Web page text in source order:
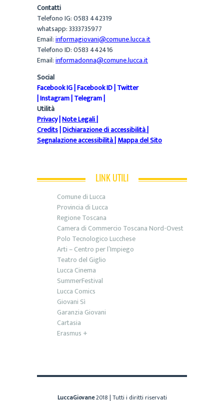
Contatti
Telefono IG: 0583 442319
whatsapp: 3333735977
Email:informagiovani@comune.lucca.it
Telefono ID: 0583 442416
Email:informadonna@comune.lucca.it
Social
Facebook IG|Facebook ID|Twitter
|Instagram|Telegram|
Utilità
Privacy|Note Legali|
Credits|Dichiarazione di accessibilità|
Segnalazione accessibilità|Mappa del Sito
LINK UTILI
Comune di Lucca
Provincia di Lucca
Regione Toscana
Camera di Commercio Toscana Nord-Ovest
Polo Tecnologico Lucchese
Arti – Centro per l’Impiego
Teatro del Giglio
Lucca Cinema
SummerFestival
Lucca Comics
Giovani Sì
Garanzia Giovani
Cartasia
Erasmus +
LuccaGiovane2018 | Tutti i diritti riservati